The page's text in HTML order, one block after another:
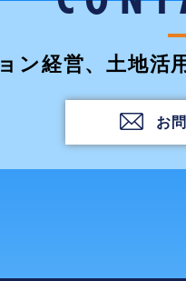
ン経営、土地活
お